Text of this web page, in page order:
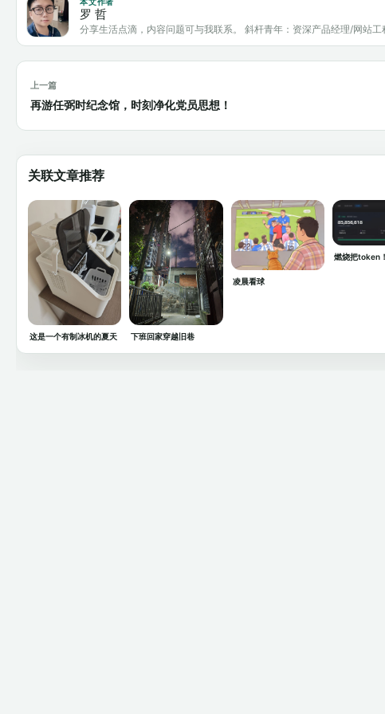
罗 哲
分享生活点滴，内容问题可与我联系。 斜杆青年：资深产品经理/网站
上一篇
再游任弼时纪念馆，时刻净化党员思想！
关联文章推荐
这是一个有制冰机的夏天 下班回家穿越旧巷
凌晨看球
燃烧把token！